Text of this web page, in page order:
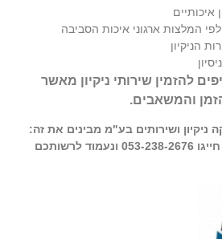
המלצות ארגוני איכות הסביבה
להזמין שירותי ניקיון מאשר
והמשאבים.
ושירותים בע"מ מבינים את זה:
053-238-2676 ונעמוד לרשותכם